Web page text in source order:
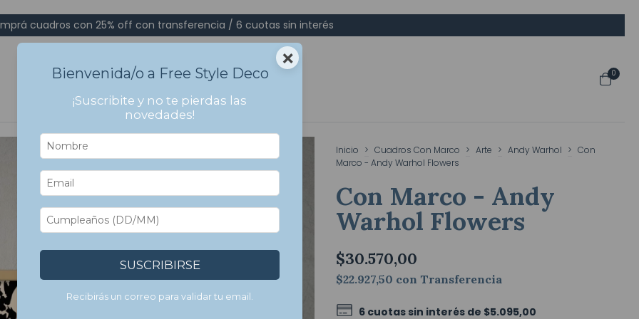
cuadros con 25% off con transferencia / 6 cuotas sin interés
0
Inicio > Cuadros Con Marco > Arte > Andy Warhol > Con
Marco - Andy Warhol Flowers
Con Marco - Andy
Warhol Flowers
$30.570,00
$22.927,50 con Transferencia
6 cuotas sin interés de $5.095,00
×
Bienvenida/o a Free Style Deco
¡Suscribite y no te pierdas las
novedades!
SUSCRIBIRSE
Recibirás un correo para validar tu email.